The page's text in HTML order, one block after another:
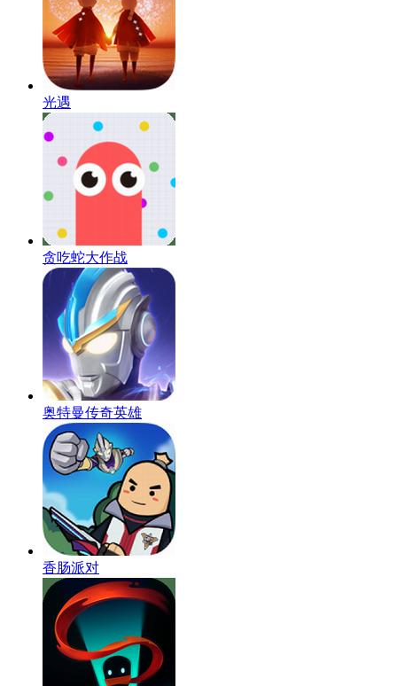
光遇
贪吃蛇大作战
奥特曼传奇英雄
香肠派对